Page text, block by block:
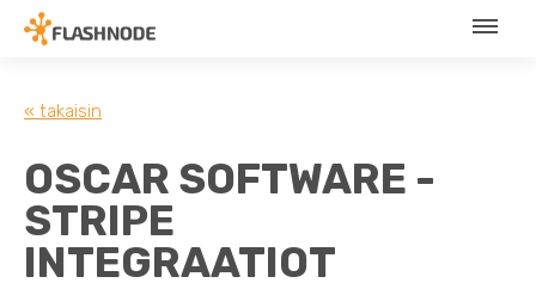
« takaisin
OSCAR SOFTWARE -
STRIPE
INTEGRAATIOT